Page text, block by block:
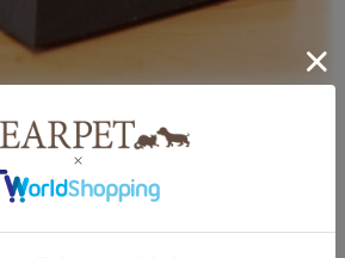
ミニ骨壷 ピクチュアリ・シリンダ